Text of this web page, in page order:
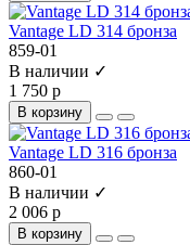
Vantage LD 314 бронза
859-01
В наличии ✓
1 750 р
В корзину
Vantage LD 316 бронза
860-01
В наличии ✓
2 006 р
В корзину